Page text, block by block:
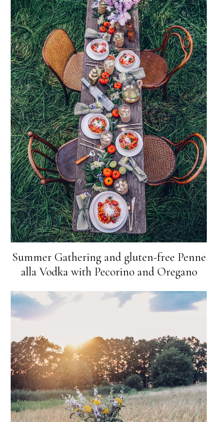
Summer Gathering and gluten-free Penne
alla Vodka with Pecorino and Oregano